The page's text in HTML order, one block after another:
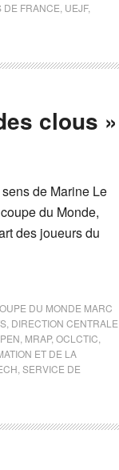
DE FRANCE UEJF,
clous »
de Marine Le
du Monde,
des joueurs du
DU MONDE MARC
DIRECTION CENTRALE
MRAP, OCLCTIC
ET DE LA
SERVICE DE